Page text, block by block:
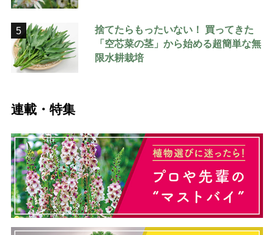
5
捨てたらもったいない！ 買ってきた
「空芯菜の茎」から始める超簡単な無
限水耕栽培
連載・特集